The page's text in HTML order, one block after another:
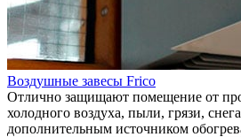
Воздушные завесы Frico
Отлично защищают помещение от
холодного воздуха, пыли, грязи,
дополнительным источником